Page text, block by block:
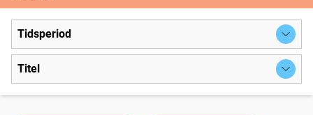
Tidsperiod
Titel